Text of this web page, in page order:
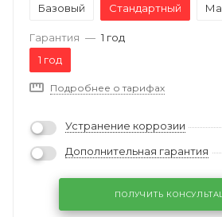
Базовый
Стандартный
Гарантия — 1 год
1 год
Подробнее о тарифах
Устранение коррозии
Дополнительная гарантия
ПОЛУЧИТЬ